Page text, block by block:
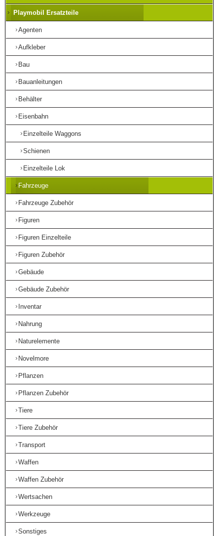
Playmobil Ersatzteile
Agenten
Aufkleber
Bau
Bauanleitungen
Behälter
Eisenbahn
Einzelteile Waggons
Schienen
Einzelteile Lok
Fahrzeuge
Fahrzeuge Zubehör
Figuren
Figuren Einzelteile
Figuren Zubehör
Gebäude
Gebäude Zubehör
Inventar
Nahrung
Naturelemente
Novelmore
Pflanzen
Pflanzen Zubehör
Tiere
Tiere Zubehör
Transport
Waffen
Waffen Zubehör
Wertsachen
Werkzeuge
Sonstiges